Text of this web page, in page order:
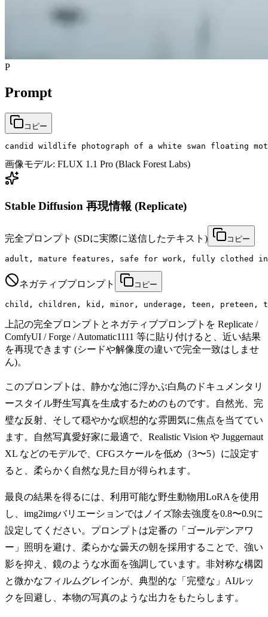
P
Prompt
コピー
candid wildlife photograph of a white swan floating
画像モデル: FLUX 1.1 Pro (Black Forest Labs)
Stable Diffusion 再現情報 (Replicate)
完全プロンプト (SDに実際に送信したテキスト) コピー
adult, mature features, safe for work, fully clothed in
ネガティブプロンプト コピー
child, children, kid, minor, underage, teen, preteen,
上記の完全プロンプトとネガティブプロンプトを Replicate /
ComfyUI / Forge / Automatic1111 等に貼り付けると、近い結果
を再現できます (シードや解像度の違いで完全一致はしませ
ん)。
このプロンプトは、静かな池に浮かぶ白鳥のドキュメンタリ
ースタイル野生写真を生成するためのものです。自然光、完
璧な反射、そして穏やかな瞑想的な雰囲気に焦点を当ててい
ます。自然写真愛好家に最適で、Realistic Vision や Juggernaut
XL などのモデルで、CFGスケールを低め（3〜5）に設定す
ると、柔らかく自然な見た目が得られます。
最良の結果を得るには、利用可能な野生動物用LoRAを使用
し、img2imgバリエーションではノイズ除去強度を0.8〜0.9に
設定してください。プロンプトは定番の「ゴールデンアワ
ー」照明を避け、柔らかな曇天の朝を採用することで、強い
影を抑え、鏡のような水面を強調しています。非対称な構図
と微かなフィルムグレインが、典型的な「完璧な」AIルッ
クを回避し、本物の写真のような出力をもたらします。